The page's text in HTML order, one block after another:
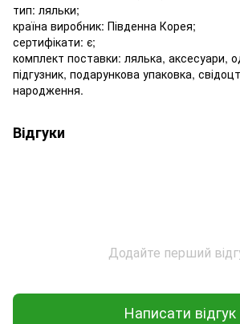
тип: ляльки;
країна виробник: Південна Корея;
сертифікати: є;
комплект поставки: лялька, аксесуари,
підгузник, подарункова упаковка,
народження.
Відгуки
Додайте перший
Написати відгук